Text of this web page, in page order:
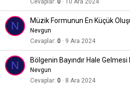
N Müzik Formunun En Küçük
Nevgun
Cevaplar 0 9 Ara 2024
N Bölgenin Bayındır Hale Gelmesi
Nevgun
Cevaplar 0 8 Ara 2024